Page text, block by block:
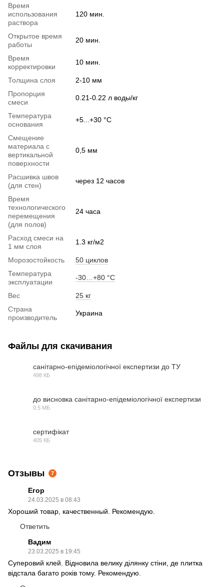
Время
использования
раствора
120 мин.
Открытое время
работы
20 мин.
Время
корректировки
10 мин.
Толщина слоя
2-10 мм
Пропорция
смеси
0.21-0.22 л воды/кг
Температура
основания
+5...+30 °С
Смещение
материала с
вертикальной
поверхности
0,5 мм
Расшивка швов
(для стен)
через 12 часов
Время
технологического
перемещения
(для полов)
24 часа
Расход смеси на
1 мм слоя
1.3 кг/м2
Морозостойкость
50 циклов
Температура
эксплуатации
-30…+80 °С
Вес
25 кг
Страна
производитель
Украина
Файлы для скачивания
санітарно-епідеміологічної експертизи до ТУ
498 КБ
до висновка санітарно-епідеміологічної експертизи
0.5 МБ
сертифікат
405 КБ
Отзывы 7
Егор
24.03.2025 в 08:43
Хороший товар, качественный. Рекомендую.
Ответить
Вадим
23.03.2025 в 19:45
Суперовий клей. Відновила велику ділянку стіни, де плитка
відстала багато років тому. Рекомендую.